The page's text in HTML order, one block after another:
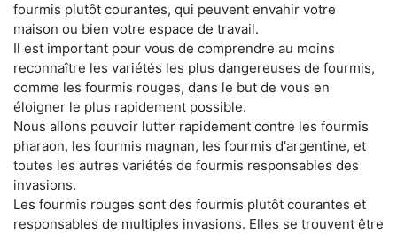
fourmis plutôt courantes, qui peuvent envahir votre
maison ou bien votre espace de travail.
Il est important pour vous de comprendre au moins
reconnaître les variétés les plus dangereuses de fourmis,
comme les fourmis rouges, dans le but de vous en
éloigner le plus rapidement possible.
Nous allons pouvoir lutter rapidement contre les fourmis
pharaon, les fourmis magnan, les fourmis d'argentine, et
toutes les autres variétés de fourmis responsables des
invasions.
Les fourmis rouges sont des fourmis plutôt courantes et
responsables de multiples invasions. Elles se trouvent être